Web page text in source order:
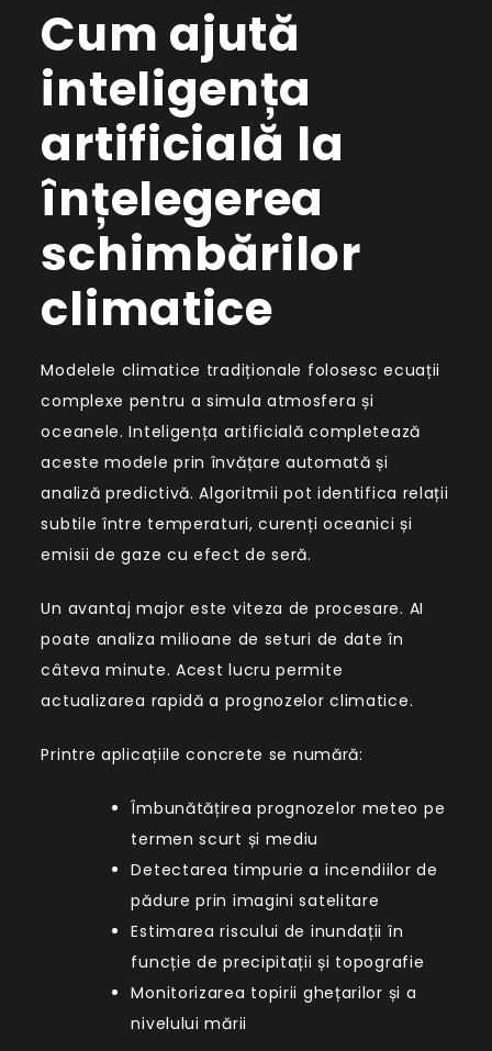
Cum ajută
inteligența
artificială la
înțelegerea
schimbărilor
climatice
Modelele climatice tradiționale folosesc ecuații
complexe pentru a simula atmosfera și
oceanele. Inteligența artificială completează
aceste modele prin învățare automată și
analiză predictivă. Algoritmii pot identifica relații
subtile între temperaturi, curenți oceanici și
emisii de gaze cu efect de seră.
Un avantaj major este viteza de procesare. AI
poate analiza milioane de seturi de date în
câteva minute. Acest lucru permite
actualizarea rapidă a prognozelor climatice.
Printre aplicațiile concrete se numără:
Îmbunătățirea prognozelor meteo pe
termen scurt și mediu
Detectarea timpurie a incendiilor de
pădure prin imagini satelitare
Estimarea riscului de inundații în
funcție de precipitații și topografie
Monitorizarea topirii ghețarilor și a
nivelului mării